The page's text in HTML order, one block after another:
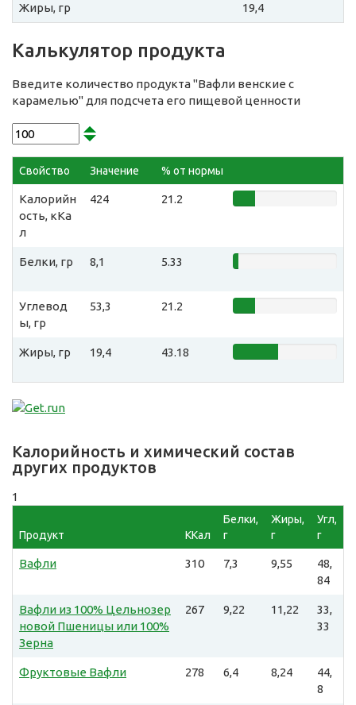
Жиры, гр 19,4
Калькулятор продукта
Введите количество продукта "Вафли венские с
карамелью" для подсчета его пищевой ценности
Свойство Значение % от нормы
Калорийн
ость, кКа
л
424 21.2
Белки, гр 8,1 5.33
Углевод
ы, гр
53,3 21.2
Жиры, гр 19,4 43.18
Калорийность и химический состав
других продуктов
1
Продукт ККал
Белки,
г
Жиры,
г
Угл,
г
Вафли 310 7,3 9,55
48,
84
Вафли из 100% Цельнозер
новой Пшеницы или 100%
Зерна
267 9,22 11,22
33,
33
Фруктовые Вафли 278 6,4 8,24
44,
8